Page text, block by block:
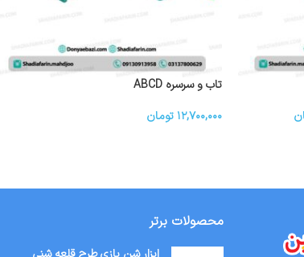
تاب و سرسره ABCD
۱۲,۷۰۰,۰۰۰ تومان
محصولات برتر